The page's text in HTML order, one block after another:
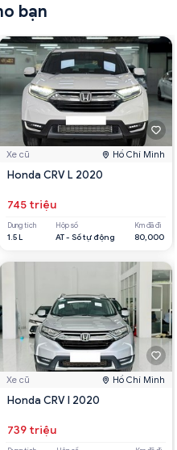
bạn
Xe cũ Hồ Chí Minh
Honda CRV L 2020
745 triệu
Dung tích
1.5 L
Hộp số
AT - Số tự động
Km đã đi
80,000
Xe cũ Hồ Chí Minh
Honda CRV l 2020
739 triệu